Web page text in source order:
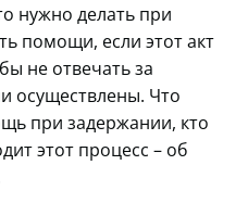
нужно делать при
помощи, если этот акт
не отвечать за
осуществлены. Что
при задержании, кто
этот процесс – об